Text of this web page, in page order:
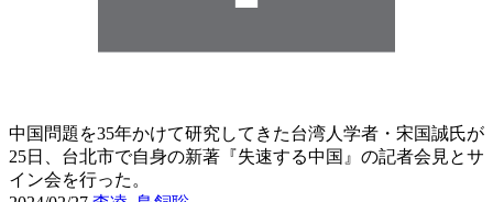
中国問題を35年かけて研究してきた台湾人学者・宋国誠氏が
25日、台北市で自身の新著『失速する中国』の記者会見とサ
イン会を行った。